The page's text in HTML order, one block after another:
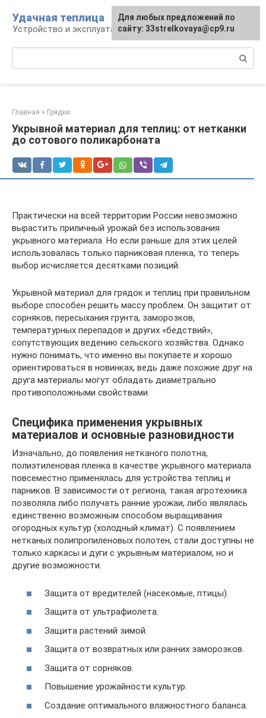
контенту
Удачная теплица
Устройство и эксплуатация теплиц
Главная » Грядки
Укрывной материал для теплиц: от нетканки
до сотового поликарбоната
Практически на всей территории России невозможно
вырастить приличный урожай без использования
укрывного материала. Но если раньше для этих целей
использовалась только парниковая пленка, то теперь
выбор исчисляется десятками позиций.
Укрывной материал для грядок и теплиц при правильном
выборе способен решить массу проблем. Он защитит от
сорняков, пересыхания грунта, заморозков,
температурных перепадов и других «бедствий»,
сопутствующих ведению сельского хозяйства. Однако
нужно понимать, что именно вы покупаете и хорошо
ориентироваться в новинках, ведь даже похожие друг на
друга материалы могут обладать диаметрально
противоположными свойствами.
Специфика применения укрывных
материалов и основные разновидности
Изначально, до появления нетканого полотна,
полиэтиленовая пленка в качестве укрывного материала
повсеместно применялась для устройства теплиц и
парников. В зависимости от региона, такая агротехника
позволяла либо получать ранние урожаи, либо являлась
единственно возможным способом выращивания
огородных культур (холодный климат). С появлением
нетканых полипропиленовых полотен, стали доступны не
только каркасы и дуги с укрывным материалом, но и
другие возможности.
Защита от вредителей (насекомые, птицы).
Защита от ультрафиолета.
Защита растений зимой.
Защита от возвратных или ранних заморозков.
Защита от сорняков.
Повышение урожайности культур.
Создание оптимального влажностного баланса.
Для любых предложений по
сайту: 33strelkovaya@cp9.ru